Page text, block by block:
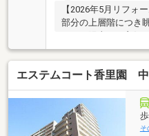
【2026年5月リフォ
部分の上層階につき
が徒歩2分圏内に揃
エステムコート香里園
そ